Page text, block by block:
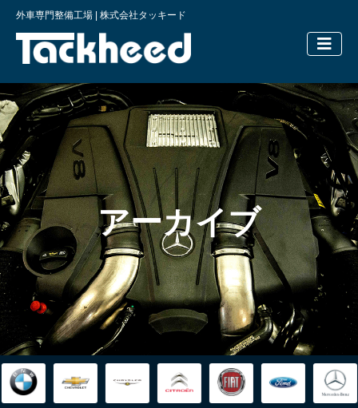
外車専門整備工場 | 株式会社タッキード
横浜の外
アーカイブ